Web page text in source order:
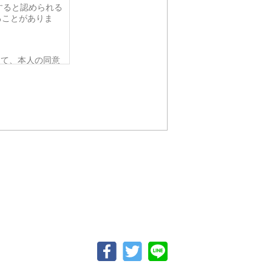
と認められる
とがありま
、本人の同意
ある場合であ
定める事務を
同意を得るこ
募者の同意を
法的な手続き
範囲におい
人情報を提供
じめご了承く